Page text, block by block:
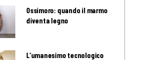
Ossimoro: quando il marmo
diventa legno
L’umanesimo tecnologico